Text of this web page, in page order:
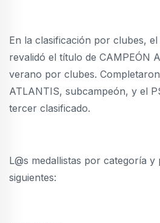
En la clasificación por clubes, el
revalidó el título de CAMPEÓN
verano por clubes.
ATLANTIS, subcampeón, y el
tercer clasificado.
L@s medallistas por categoría
siguientes: